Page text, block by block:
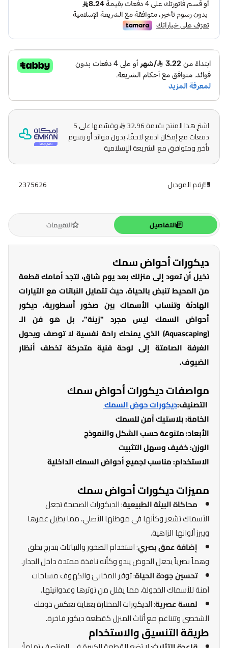
اشترِ هذا المنتج بقيمة 32.96
وقسّمها على 5
دفعات مع إمكان ادفع لاحقًا، بدون فوائد أو رسوم
تأخير ومتوافق مع الشريعة الإسلامية
رقم الموديل 2375626
التفاصيل التقييمات
ديكورات أحواض سمك
تخيل أن تعود إلى منزلك بعد يوم شاق، لتجد أمامك قطعة
من المحيط تنبض بالحياة، حيث تتمايل النباتات مع التيارات
الهادئة وتنساب الأسماك بين صخور أسطورية، ديكور
أحواض السمك ليس مجرد "زينة"، بل هو فن الـ
(Aquascaping) الذي يمنحك راحة نفسية لا توصف ويحول
الغرفة الصامتة إلى لوحة فنية متحركة تخطف أنظار
الضيوف.
مواصفات ديكورات أحواض سمك
التصنيف:ديكورات حوض السمك
الخامة: بلاستيك آمن للسمك
الأبعاد: متنوعة حسب الشكل والنموذج
الوزن: خفيف وسهل التثبيت
الاستخدام: مناسب لجميع أحواض السمك الداخلية
مميزات ديكورات أحواض سمك
محاكاة البيئة الطبيعية: الديكورات الصحيحة تجعل
الأسماك تشعر وكأنها في موطنها الأصلي، مما يطيل عمرها
ويبرز ألوانها الزاهية.
إضافة عمق بصري: استخدام الصخور والنباتات بتدرج يخلق
وهماً بصرياً يجعل الحوض يبدو وكأنه نافذة ممتدة داخل الجدار.
تحسين جودة الحياة: توفر المخابئ والكهوف مساحات
آمنة للأسماك الخجولة، مما يقلل من توترها وعدوانيتها.
لمسة عصرية: الديكورات المختارة بعناية تعكس ذوقك
الشخصي وتتناغم مع أثاث المنزل كقطعة ديكور فاخرة.
طريقة التنسيق والاستخدام